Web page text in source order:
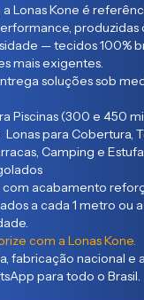
Lonas Kone é
produzidas
— tecidos 100%
mais exigentes.
soluções sob
Piscinas (300 e 450
para Cobertura,
Camping e
acabamento
a cada 1 metro ou
com a Lonas Kone.
fabricação nacional e
para todo o Brasil.